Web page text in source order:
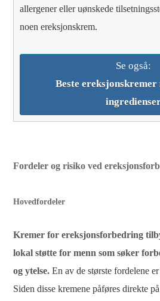
allergener eller uønskede
noen ereksjonskrem.
Se også:
Beste ereksjonskremer
Fordeler og risiko ved
Hovedfordeler
Kremer for ereksjonsforbedring
lokal støtte for menn som søker
og ytelse. En av de største fordelene
Siden disse kremene påføres direkte